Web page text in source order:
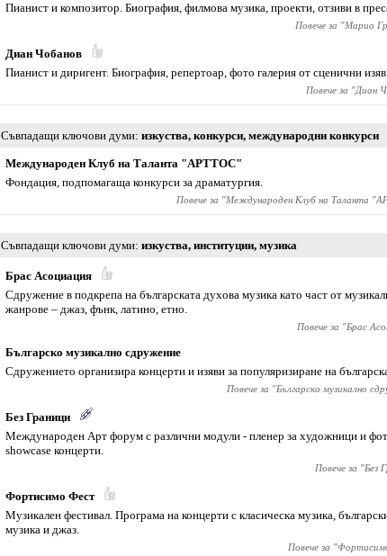
Пианист и композитор. Биография, филмова музика, проекти, отзиви в
Повече за "Марио
Диан Чобанов
Пианист и диригент. Биография, репертоар, фото галерия от сценични
Повече за "Диан
Съвпадащи ключови думи изкуства, конкурси, международни конкурси
Международен Клуб на Таланта "АРТТОС"
Фондация, подпомагаща конкурси за драматургия.
Повече за "Международен Клуб на Таланта
Съвпадащи ключови думи изкуства, институции, музика
Брас Асоциация
Сдружение в подкрепа на българската духова музика като част от
жанрове – джаз, фънк, латино, етно.
Повече за "Брас
Българско музикално сдружение
Сдружението организира концерти и изяви за популяризиране на
Повече за "Българско музикално
Без Граници
Международен Арт форум с различни модули - пленер за художници и
showcase концерти.
Повече за "Без
Фортисимо Фест
Музикален фестивал. Програма на концерти с класическа музика,
музика и джаз.
Повече за "